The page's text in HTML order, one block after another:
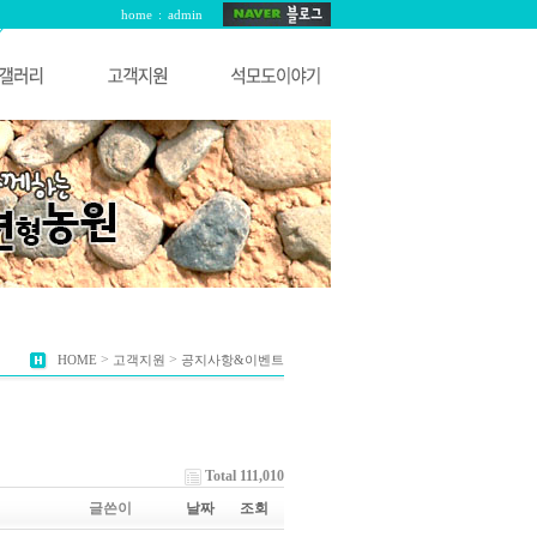
home : admin
HOME > 고객지원 > 공지사항&이벤트
Total 111,010
글쓴이 날짜 조회